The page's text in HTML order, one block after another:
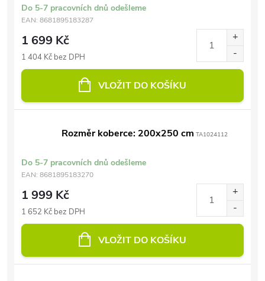
Do 5-7 pracovních dnů odešleme
EAN: 8681895183287
1 699 Kč
1 404 Kč bez DPH
VLOŽIT DO KOŠÍKU
Rozměr koberce: 200x250 cm TA1024112
Do 5-7 pracovních dnů odešleme
EAN: 8681895183270
1 999 Kč
1 652 Kč bez DPH
VLOŽIT DO KOŠÍKU